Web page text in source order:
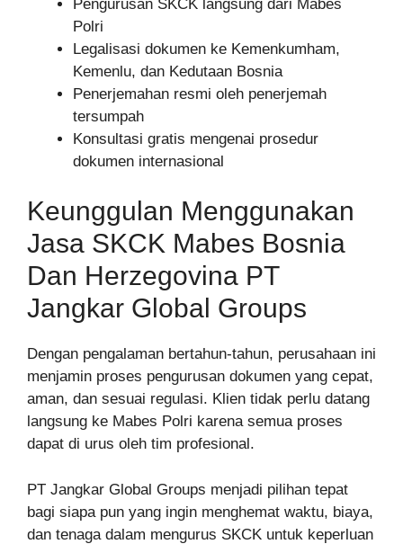
Pengurusan SKCK langsung dari Mabes
Polri
Legalisasi dokumen ke Kemenkumham,
Kemenlu, dan Kedutaan Bosnia
Penerjemahan resmi oleh penerjemah
tersumpah
Konsultasi gratis mengenai prosedur
dokumen internasional
Keunggulan Menggunakan
Jasa SKCK Mabes Bosnia
Dan Herzegovina PT
Jangkar Global Groups
Dengan pengalaman bertahun-tahun, perusahaan ini
menjamin proses pengurusan dokumen yang cepat,
aman, dan sesuai regulasi. Klien tidak perlu datang
langsung ke Mabes Polri karena semua proses
dapat di urus oleh tim profesional.
PT Jangkar Global Groups menjadi pilihan tepat
bagi siapa pun yang ingin menghemat waktu, biaya,
dan tenaga dalam mengurus SKCK untuk keperluan